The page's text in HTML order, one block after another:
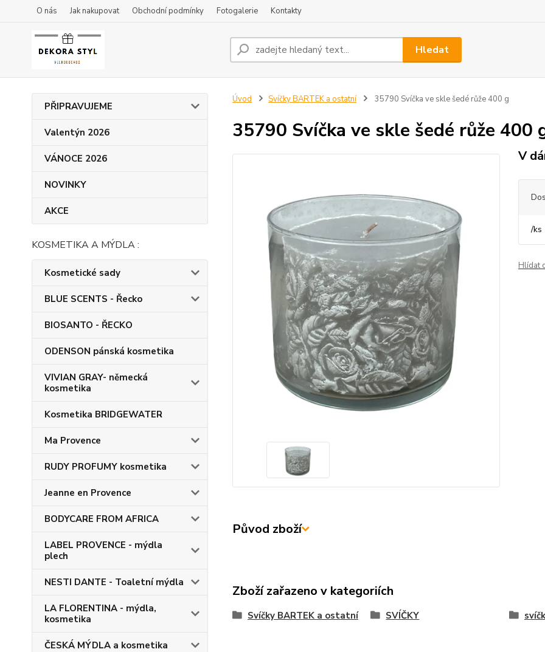
O nás Jak nakupovat Obchodní podmínky Fotogalerie Kontakty
Hledat
PŘIPRAVUJEME
Valentýn 2026
VÁNOCE 2026
NOVINKY
AKCE
KOSMETIKA A MÝDLA :
Kosmetické sady
BLUE SCENTS - Řecko
BIOSANTO - ŘECKO
ODENSON pánská kosmetika
VIVIAN GRAY- německá
kosmetika
Kosmetika BRIDGEWATER
Ma Provence
RUDY PROFUMY kosmetika
Jeanne en Provence
BODYCARE FROM AFRICA
LABEL PROVENCE - mýdla
plech
NESTI DANTE - Toaletní mýdla
LA FLORENTINA - mýdla,
kosmetika
ČESKÁ MÝDLA a kosmetika
Úvod Svíčky BARTEK a ostatní 35790 Svíčka ve skle šedé růže 400 g
35790 Svíčka ve skle šedé růže 400
V
/ks
Hlídat
Původ zboží
Zboží zařazeno v kategoriích
Svíčky BARTEK a ostatní SVÍČKY